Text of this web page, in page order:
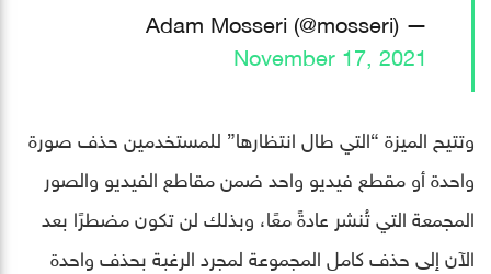
— Adam Mosseri (@mosseri)
November 17, 2021
وتتيح الميزة “التي طال انتظارها” للمستخدمين حذف صورة
واحدة أو مقطع فيديو واحد ضمن مقاطع الفيديو والصور
المجمعة التي تُنشر عادةً معًا، وبذلك لن تكون مضطرًا بعد
الآن إلى حذف كامل المجموعة لمجرد الرغبة بحذف واحدة